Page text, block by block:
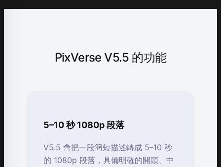
PixVerse V5.5 的功能
5–10 秒 1080p 段落
V5.5 會把一段簡短描述轉成 5–10 秒
的 1080p 段落，具備明確的開頭、中